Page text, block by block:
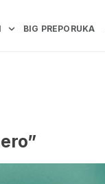
BIG PREPORUKA